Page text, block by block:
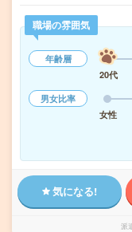
職場の雰囲気
年齢層
20代
男女比率
女性
気になる!
派